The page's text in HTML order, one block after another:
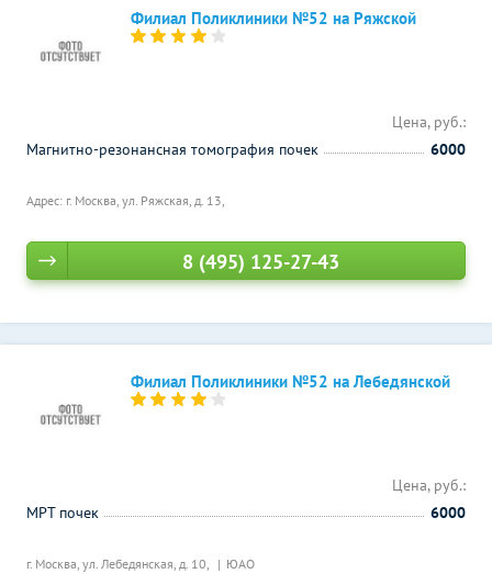
Филиал Поликлиники №52 на Ряжской
Адрес: г. Москва, ул. Ряжская, д. 13,
Цена, руб.:
Магнитно-резонансная томография почек
6000
8 (495) 125-27-43
Филиал Поликлиники №52 на Лебедянской
г. Москва, ул. Лебедянская, д. 10, ЮАО
Цена, руб.:
МРТ почек
6000